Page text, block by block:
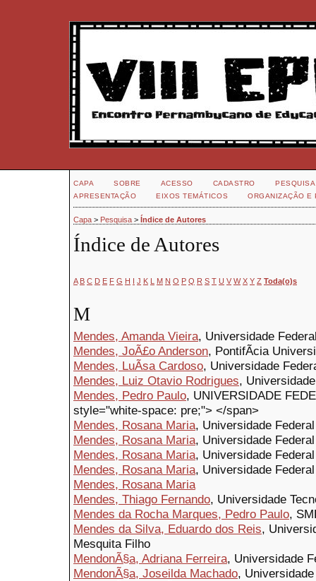
CAPA SOBRE ACESSO CADASTRO
PESQUISA
APRESENTAÇÃO
EIXOS TEMÁTICOS ORGANIZAÇÃO E
Capa > Pesquisa > Índice de Autores
Índice de Autores
A B C D E F G H I J K L M N O P Q R S T U V W X Y Z Toda(o)s
M
Mendes, Amanda Vieira, Universidade
Mendes, JoÃ£o Anderson, PontifÃ­cia
Mendes, LuÃ­sa Cardoso, Universidade
Mendes, Luiz Otavio Rodrigues,
Mendes, Pedro Paulo, UNIVERSIDADE
style="white-space: pre;"> </span>
Mendes, Rosana Maria, Universidade
Mendes, Rosana Maria, Universidade
Mendes, Rosana Maria, Universidade
Mendes, Rosana Maria, Universidade
Mendes, Rosana Maria
Mendes, Thiago Fernando, Universidade
Mendes da Rocha Marques, Pedro Paulo,
Mendes da Silva, Eduardo dos Reis,
Mesquita Filho
MendonÃ§a, Adriana Ferreira, Universidade
MendonÃ§a, Joseilda Machado,